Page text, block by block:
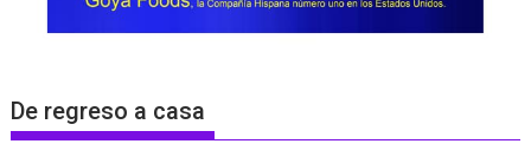
De regreso a casa